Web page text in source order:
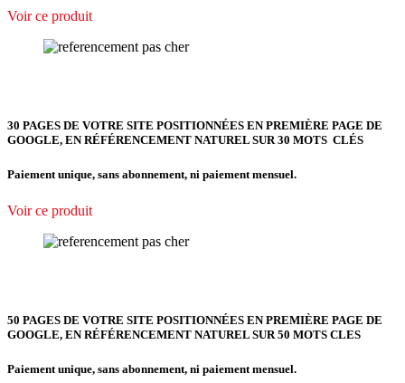
Voir ce produit
30 PAGES DE VOTRE SITE POSITIONNÉES EN PREMIÈRE PAGE DE
GOOGLE, EN RÉFÉRENCEMENT NATUREL SUR 30 MOTS CLÉS
Paiement unique, sans abonnement, ni paiement mensuel.
Voir ce produit
50 PAGES DE VOTRE SITE POSITIONNÉES EN PREMIÈRE PAGE DE
GOOGLE, EN RÉFÉRENCEMENT NATUREL SUR 50 MOTS CLES
Paiement unique, sans abonnement, ni paiement mensuel.